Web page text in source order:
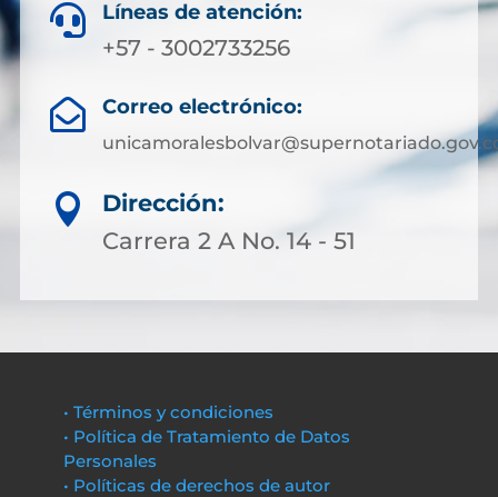
 Líneas de atención:
+57 - 3002733256
 Correo electrónico:

Dirección:
Carrera 2 A No. 14 - 51
• Términos y condiciones
• Política de Tratamiento de Datos
Personales
• Políticas de derechos de autor